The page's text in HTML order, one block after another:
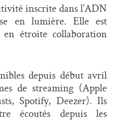
inscrite dans l’ADN
en lumière. Elle est
étroite collaboration
depuis début avril
de streaming (Apple
Spotify, Deezer). Ils
écoutés depuis les